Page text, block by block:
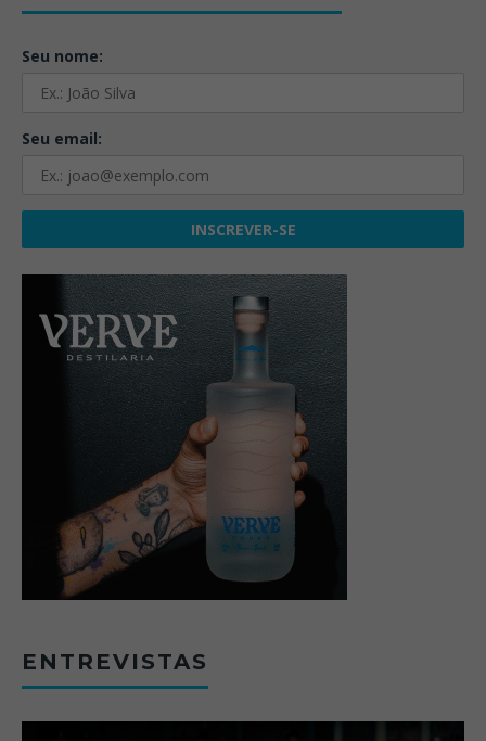
Seu nome:
Seu email:
ENTREVISTAS